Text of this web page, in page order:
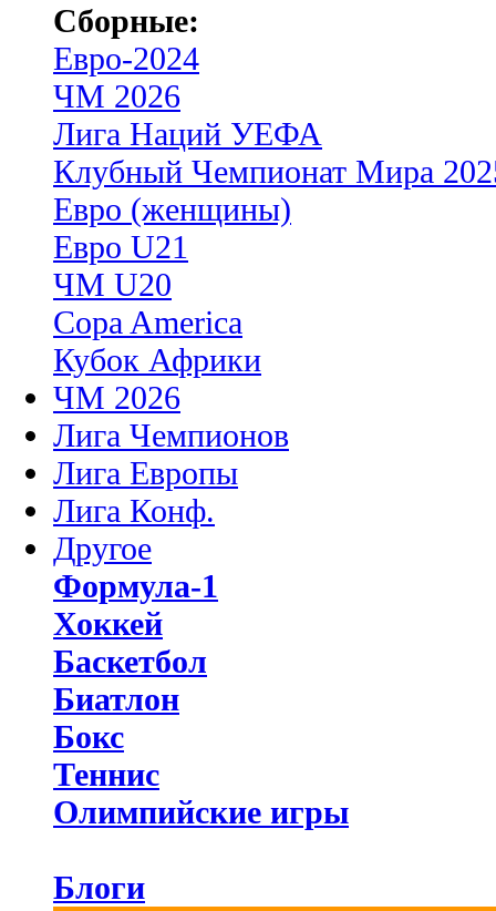
Сборные:
Евро-2024
ЧМ 2026
Лига Наций УЕФА
Клубный Чемпионат Мира
Евро (женщины)
Евро U21
ЧМ U20
Copa America
Кубок Африки
ЧМ 2026
Лига Чемпионов
Лига Европы
Лига Конф.
Другое
Формула-1
Хоккей
Баскетбол
Биатлон
Бокс
Теннис
Олимпийские игры
Блоги